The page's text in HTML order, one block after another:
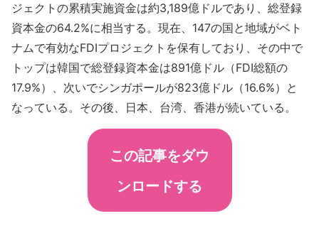
ジェクトの累積実施資金は約3,189億ドルであり、総登録
資本金の64.2%に相当する。現在、147の国と地域がベト
ナムで有効なFDIプロジェクトを保有しており、その中で
トップは韓国で総登録資本金は891億ドル（FDI総額の
17.9%）、次いでシンガポールが823億ドル（16.6%）と
なっている。その後、日本、台湾、香港が続いている。
この記事をダウ
ンロードする